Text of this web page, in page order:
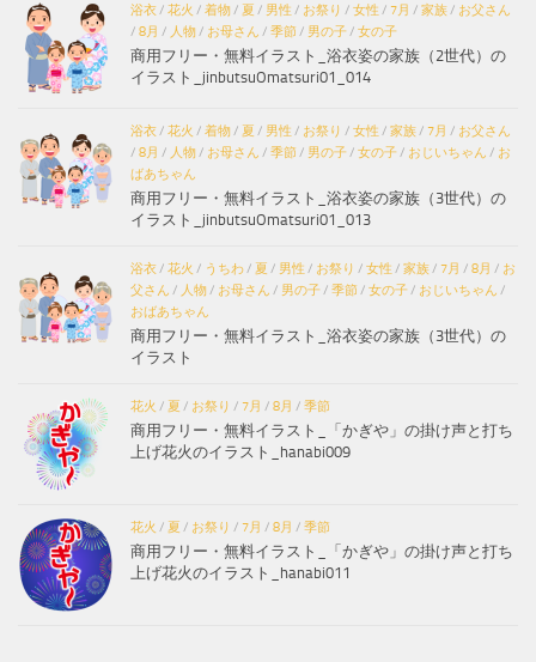
浴衣 / 花火 / 着物 / 夏 / 男性 / お祭り / 女性 / 7月 / 家族 / お父さん
/ 8月 / 人物 / お母さん / 季節 / 男の子 / 女の子
商用フリー・無料イラスト_浴衣姿の家族（2世代）の
イラスト_jinbutsuOmatsuri01_014
浴衣 / 花火 / 着物 / 夏 / 男性 / お祭り / 女性 / 家族 / 7月 / お父さん
/ 8月 / 人物 / お母さん / 季節 / 男の子 / 女の子 / おじいちゃん / お
ばあちゃん
商用フリー・無料イラスト_浴衣姿の家族（3世代）の
イラスト_jinbutsuOmatsuri01_013
浴衣 / 花火 / うちわ / 夏 / 男性 / お祭り / 女性 / 家族 / 7月 / 8月 / お
父さん / 人物 / お母さん / 男の子 / 季節 / 女の子 / おじいちゃん /
おばあちゃん
商用フリー・無料イラスト_浴衣姿の家族（3世代）の
イラスト
花火 / 夏 / お祭り / 7月 / 8月 / 季節
商用フリー・無料イラスト_「かぎや」の掛け声と打ち
上げ花火のイラスト_hanabi009
花火 / 夏 / お祭り / 7月 / 8月 / 季節
商用フリー・無料イラスト_「かぎや」の掛け声と打ち
上げ花火のイラスト_hanabi011